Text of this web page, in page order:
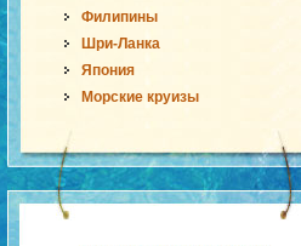
Филипины
Шри-Ланка
Япония
Морские круизы